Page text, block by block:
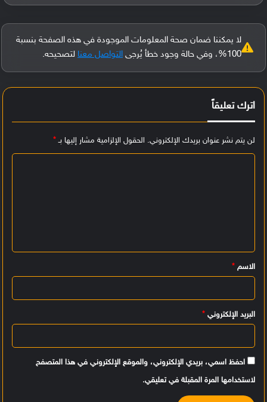
لا يمكننا ضمان صحة المعلومات الموجودة في هذه الصفحة بنسبة
100%، وفي حالة وجود خطأ يُرجى
التواصل معنا لتصحيحه.
اترك تعليقاً
لن يتم نشر عنوان بريدك الإلكتروني. الحقول الإلزامية مشار إليها بـ*
ي
ق
الاسم *
البريد الإلكتروني *
احفظ اسمي، بريدي الإلكتروني، والموقع الإلكتروني في هذا المتصفح
لاستخدامها المرة المقبلة في تعليقي.